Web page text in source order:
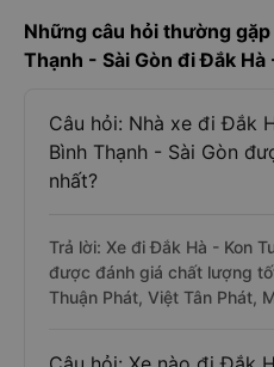
Những câu hỏi thường
Thạnh - Sài Gòn đi Đắk Hà
Câu hỏi: Nhà xe đi Đắk
Bình Thạnh - Sài Gòn
nhất?
Trả lời: Xe đi Đắk Hà - Kon
được đánh giá chất lượng
Thuận Phát, Việt Tân Phát,